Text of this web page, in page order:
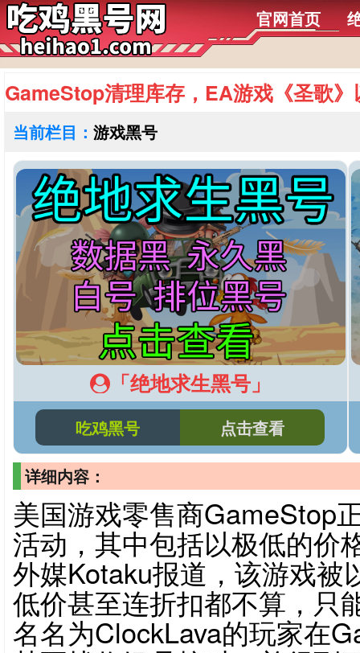
官网首页
GameStop清理库存，EA游戏《圣歌
当前栏目： 游戏黑号
「绝地求生黑号」
吃鸡黑号 点击查看
详细内容：
美国游戏零售商GameStop
活动，其中包括以极低的价
外媒Kotaku报道，该游戏被
低价甚至连折扣都不算，只
名名为ClockLava的玩家在